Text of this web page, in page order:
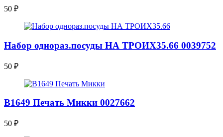
50 ₽
Набор однораз.посуды НА ТРОИХ35.66 0039752
50 ₽
В1649 Печать Микки 0027662
50 ₽